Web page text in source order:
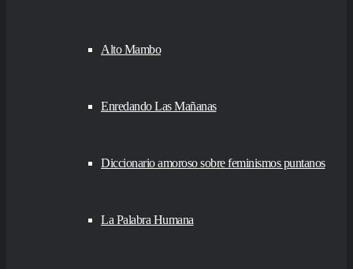
Alto Mambo
Enredando Las Mañanas
Diccionario amoroso sobre feminismos puntanos
La Palabra Humana